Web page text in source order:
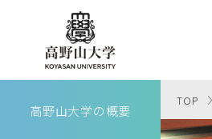
高野山大学
高野山大学の概要
TOP